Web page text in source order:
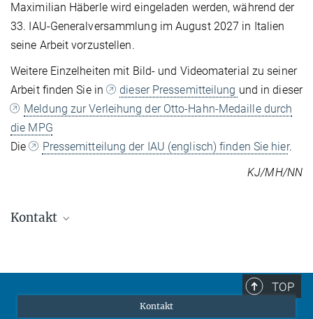
Maximilian Häberle wird eingeladen werden, während der
33. IAU-Generalversammlung im August 2027 in Italien
seine Arbeit vorzustellen.
Weitere Einzelheiten mit Bild- und Videomaterial zu seiner
Arbeit finden Sie in
dieser Pressemitteilung und in dieser
Meldung zur Verleihung der Otto-Hahn-Medaille durch
die MPG
Die
Pressemitteilung der IAU (englisch) finden Sie hier.
KJ/MH/NN
Kontakt
Dr. Nadine Neumayer
TOP
Kontakt